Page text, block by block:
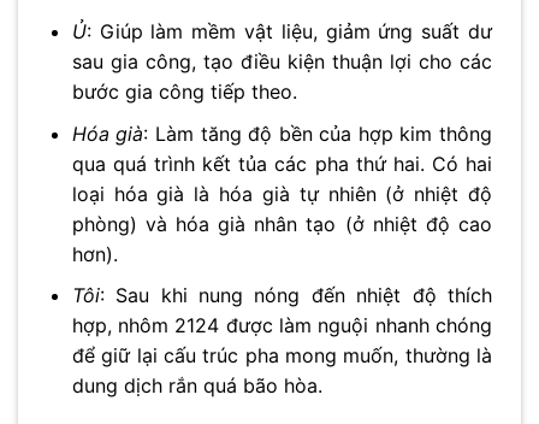
Ủ: Giúp làm mềm vật liệu, giảm ứng suất dư
sau gia công, tạo điều kiện thuận lợi cho các
bước gia công tiếp theo.
Hóa già: Làm tăng độ bền của hợp kim thông
qua quá trình kết tủa các pha thứ hai. Có hai
loại hóa già là hóa già tự nhiên (ở nhiệt độ
phòng) và hóa già nhân tạo (ở nhiệt độ cao
hơn).
Tôi: Sau khi nung nóng đến nhiệt độ thích
hợp, nhôm 2124 được làm nguội nhanh chóng
để giữ lại cấu trúc pha mong muốn, thường là
dung dịch rắn quá bão hòa.